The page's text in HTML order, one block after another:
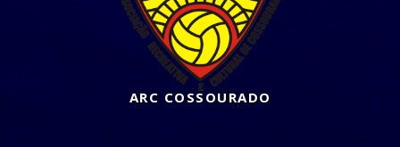
ARC COSSOURADO